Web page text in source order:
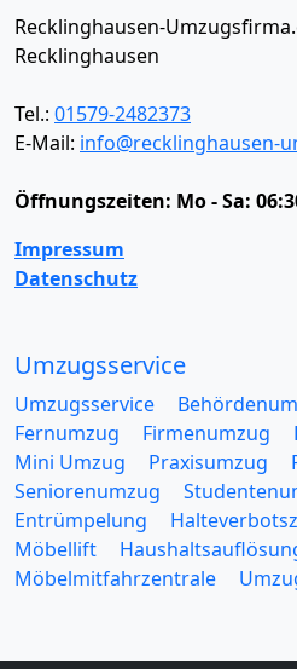
Recklinghausen-
Recklinghausen
Tel.: 01579-2482373
E-Mail: info@recklinghausen-
Öffnungszeiten: Mo - Sa:
Impressum
Datenschutz
Umzugsservice
Umzugsservice
Fernumzug
Firmenumzug
Mini Umzug
Praxisumzug
Seniorenumzug
Entrümpelung
Möbellift
Möbelmitfahrzentrale